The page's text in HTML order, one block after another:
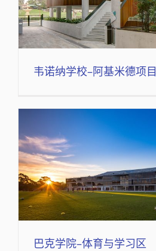
韦诺纳学校–阿基米德项目
巴克学院–体育与学习区